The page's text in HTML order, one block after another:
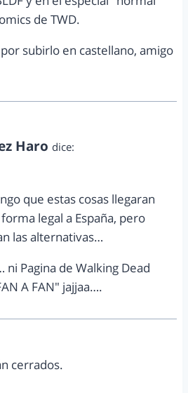
de TWD.
subirlo en castellano, amigo
Haro dice:
que estas cosas llegaran
legal a España, pero
las alternativas…
Pagina de Walking Dead
A FAN" jajjaa….
cerrados.